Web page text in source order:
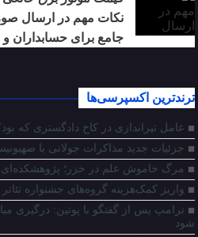
نکات مهم در ارسال
جامع برای حسابداران
ترندترین اکسپرسی‌ها
عامل تیراندازی در کاخ دادگستری که
جزئیات جدید مذاکرات جولانی با
مرگ خاموش علم در خزر؛
واریز کمک‌هزینه گروه‌های جشنواره تئاتر
ترامپ پس از گفتگو با پوتین: درگیری
شود